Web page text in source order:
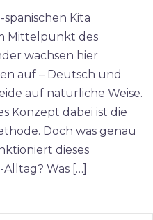
Kita
Mittelpunkt des
wachsen hier
auf – Deutsch und
auf natürliche Weise.
Konzept dabei ist die
Doch was genau
dieses
Was […]